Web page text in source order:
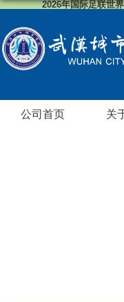
2026年国际足联世
公司首页 关